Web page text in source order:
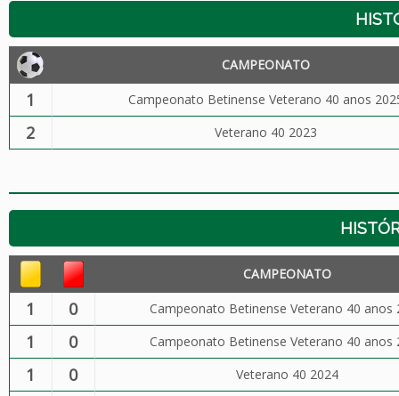
CAMPEONATO
1 Campeonato Betinense Veterano 40 anos
2 Veterano 40 2023
CAMPEONATO
1 0 Campeonato Betinense Veterano 40 anos
1 0 Campeonato Betinense Veterano 40 anos
1 0 Veterano 40 2024